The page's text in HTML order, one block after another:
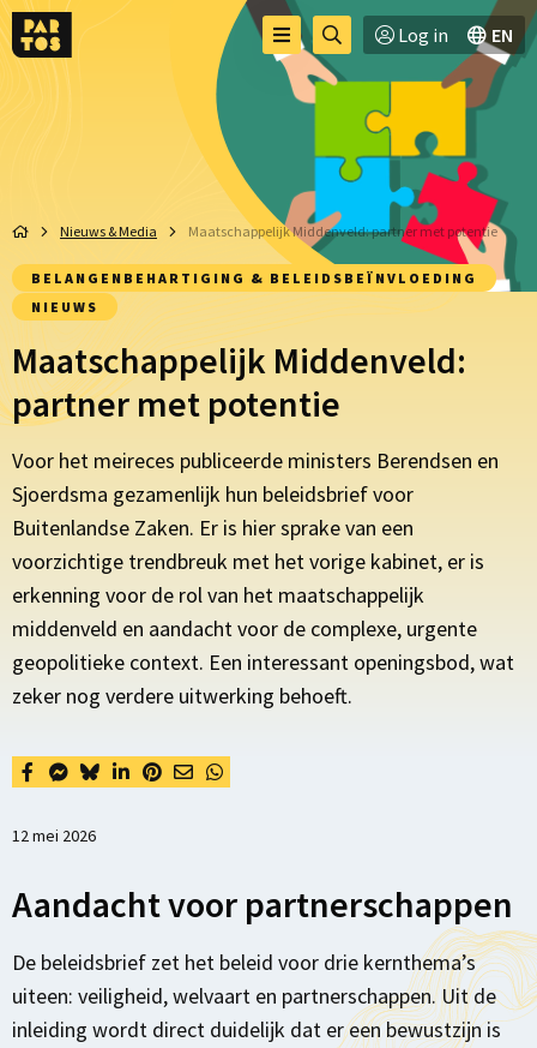
Toggle
menu
Menu
naar
zoekpagina
Log in EN
Nieuws & Media Maatschappelijk Middenveld: partner met potentie
BELANGENBEHARTIGING & BELEIDSBEÏNVLOEDING
NIEUWS
Maatschappelijk Middenveld:
partner met potentie
Voor het meireces publiceerde ministers Berendsen en
Sjoerdsma gezamenlijk hun beleidsbrief voor
Buitenlandse Zaken. Er is hier sprake van een
voorzichtige trendbreuk met het vorige kabinet, er is
erkenning voor de rol van het maatschappelijk
middenveld en aandacht voor de complexe, urgente
geopolitieke context. Een interessant openingsbod, wat
zeker nog verdere uitwerking behoeft.
12 mei 2026
Aandacht voor partnerschappen
De beleidsbrief zet het beleid voor drie kernthema’s
uiteen: veiligheid, welvaart en partnerschappen. Uit de
inleiding wordt direct duidelijk dat er een bewustzijn is